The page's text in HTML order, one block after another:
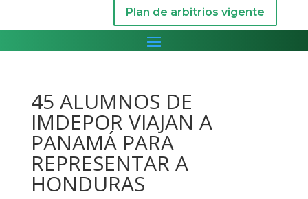
Plan de arbitrios vigente
45 ALUMNOS DE
IMDEPOR VIAJAN A
PANAMÁ PARA
REPRESENTAR A
HONDURAS